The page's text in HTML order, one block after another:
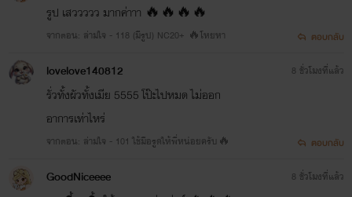
รูป เสววววว มากค่าาา 🔥🔥🔥🔥
จากตอน: ล่ามใจ - 118 (มีรูป) NC20+ 🔥โหยหา ตอบกลับ
lovelove140812
รั่วทั้งผัวทั้งเมีย 5555 โป๊ะไปหมด ไม่ออก
อาการเท่าไหร่
จากตอน: ล่ามใจ - 101 ใช้มือรูดให้พี่หน่อยครับ🔥
8 ชั่วโมงที่แล้ว
ตอบกลับ
GoodNiceeee 8 ชั่วโมงที่แล้ว